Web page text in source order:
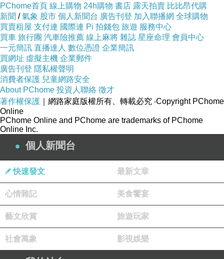
PChome首頁 線上購物 24h購物 書店 露天拍賣 比比昂代購
新聞 /氣象 股市 個人新聞台 廣告刊登 加入聯播網 全球購物
買賣租屋 支付連 國際連 Pi 拍錢包 旅遊 服務中心
買車 旅行團 汽車險推薦 線上麻將 雜誌 星座命理 會員中心
一元簡訊 直播達人 數位憑證 企業簡訊
買網址 虛擬主機 企業郵件
廣告刊登 隱私權聲明
消費者保護 兒童網路安全
About PChome 投資人聯絡 徵才
著作權保護 ｜網路家庭版權所有、轉載必究 ‧Copyright PChome
Online
PChome Online and PChome are trademarks of PChome
Online Inc.
個人新聞台
快速發文 最新文章
心情雜記 美食饗宴
藝文欣賞 旅遊玩家
社會萬象 影視娛樂